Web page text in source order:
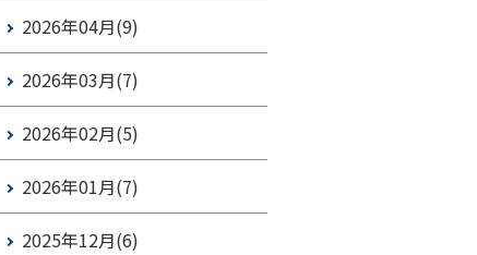
2026年04月(9)
2026年03月(7)
2026年02月(5)
2026年01月(7)
2025年12月(6)